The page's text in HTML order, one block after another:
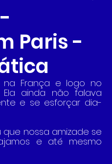
Paris -
na França e logo no
ainda não falava
e se esforçar dia-
nossa amizade se
e até mesmo